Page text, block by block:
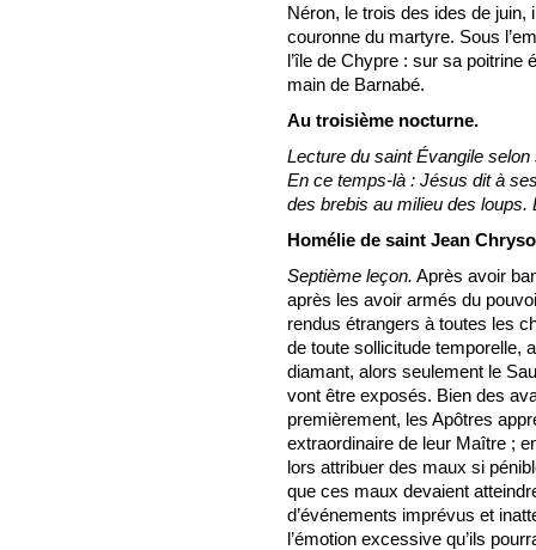
Néron, le trois des ides de juin,
couronne du martyre. Sous
l’île de Chypre : sur sa poitrine
main de Barnabé.
Au troisième nocturne.
Lecture du saint Évangile selon
En ce temps-là : Jésus dit à
des brebis au milieu des loups.
Homélie de saint Jean
Septième leçon. Après avoir
après les avoir armés du
rendus étrangers à toutes les
de toute sollicitude temporelle,
diamant, alors seulement le
vont être exposés. Bien des
premièrement, les Apôtres
extraordinaire de leur Maître ;
lors attribuer des maux si
que ces maux devaient
d’événements imprévus et
l’émotion excessive qu’ils